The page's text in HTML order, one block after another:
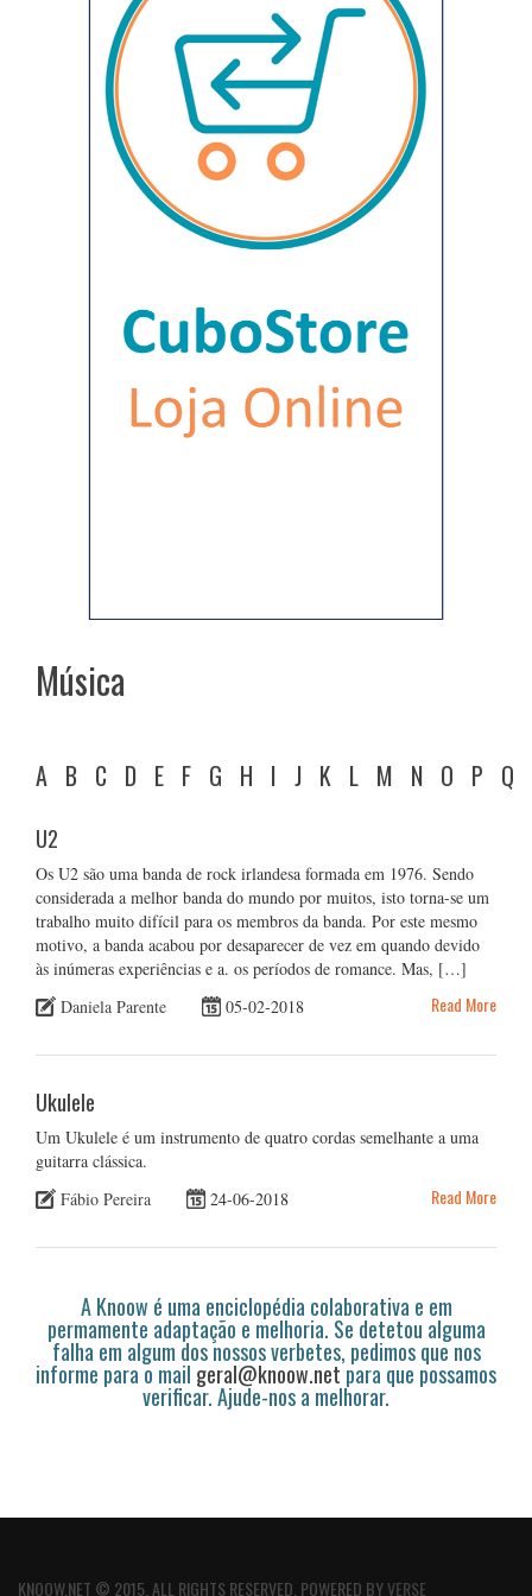
Música
A B C D E F G H I J K L M N O P Q
U2
Os U2 são uma banda de rock irlandesa formada em 1976. Sendo
considerada a melhor banda do mundo por muitos, isto torna-se um
trabalho muito difícil para os membros da banda. Por este mesmo
motivo, a banda acabou por desaparecer de vez em quando devido
às inúmeras experiências e a. os períodos de romance. Mas, […]
Daniela Parente
05-02-2018 Read More
Ukulele
Um Ukulele é um instrumento de quatro cordas semelhante a uma
guitarra clássica.
Fábio Pereira
24-06-2018 Read More
A Knoow é uma enciclopédia colaborativa e em
permamente adaptação e melhoria. Se detetou alguma
falha em algum dos nossos verbetes, pedimos que nos
informe para o mail geral@knoow.netpara que possamos
verificar. Ajude-nos a melhorar.
KNOOW.NET © 2015. ALL RIGHTS RESERVED. POWERED BYVERSE